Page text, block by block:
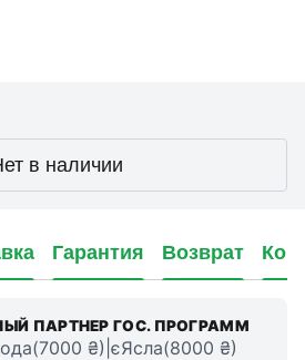
в наличии
Гарантия Возврат
ПАРТНЕР ГОС. ПРОГРАММ
₴)|єЯсла(8000 ₴)